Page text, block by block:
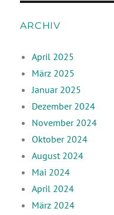
ARCHIV
April 2025
März 2025
Januar 2025
Dezember 2024
November 2024
Oktober 2024
August 2024
Mai 2024
April 2024
März 2024